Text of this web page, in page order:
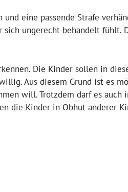
eine passende Strafe
ungerecht behandelt fühlt.
Die Kinder sollen in
Aus diesem Grund ist es
will. Trotzdem darf es
die Kinder in Obhut anderer